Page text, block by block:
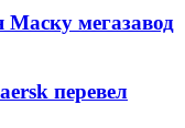
Маску мегазавод
перевел